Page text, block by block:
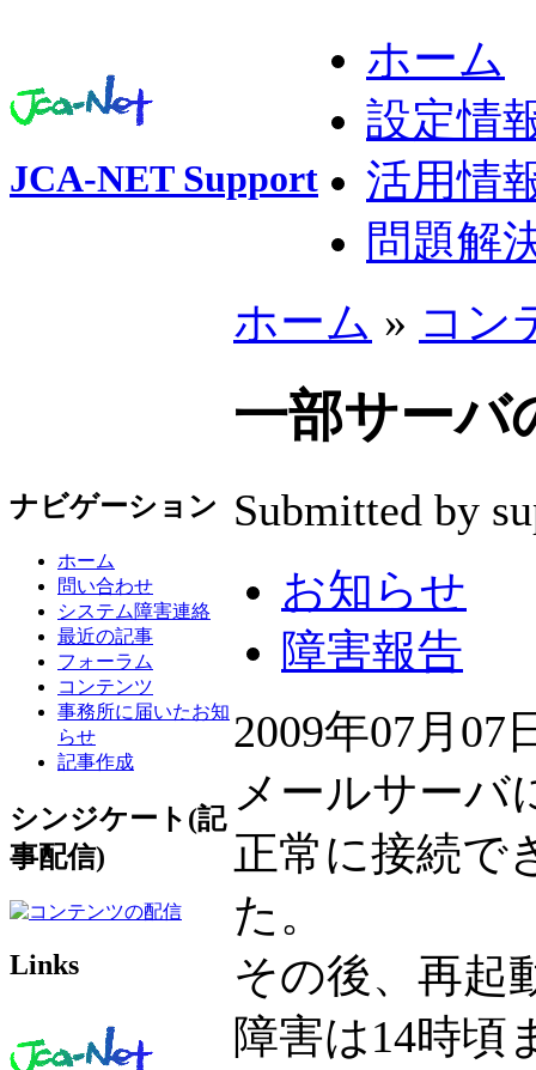
JCA-NET Support
ホーム
設定情
活用情
問題解
ナビゲーション
ホーム
問い合わせ
システム障害連絡
最近の記事
フォーラム
コンテンツ
事務所に届いたお知
らせ
記事作成
シンジケート(記
事配信)
Links
ホーム » コン
一部サーバ
Submitted by
お知らせ
障害報告
2009年07月07
メールサーバ
正常に接続で
た。
その後、再起
障害は14時頃